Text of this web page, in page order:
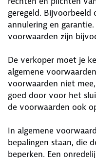
geregeld. Bijvoorbeeld
annulering en
voorwaarden zijn
De verkoper moet je
algemene
voorwaarden niet
goed door voor het
de voorwaarden ook
In algemene
bepalingen staan, die
beperken. Een